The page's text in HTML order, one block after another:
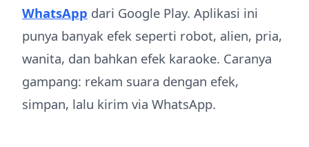
WhatsApp dari Google Play. Aplikasi ini
punya banyak efek seperti robot, alien, pria,
wanita, dan bahkan efek karaoke. Caranya
gampang: rekam suara dengan efek,
simpan, lalu kirim via WhatsApp.